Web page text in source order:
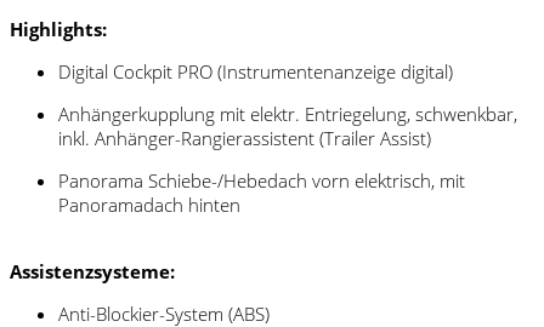
Highlights:
Digital Cockpit PRO (Instrumentenanzeige digital)
Anhängerkupplung mit elektr. Entriegelung, schwenkbar,
inkl. Anhänger-Rangierassistent (Trailer Assist)
Panorama Schiebe-/Hebedach vorn elektrisch, mit
Panoramadach hinten
Assistenzsysteme:
Anti-Blockier-System (ABS)